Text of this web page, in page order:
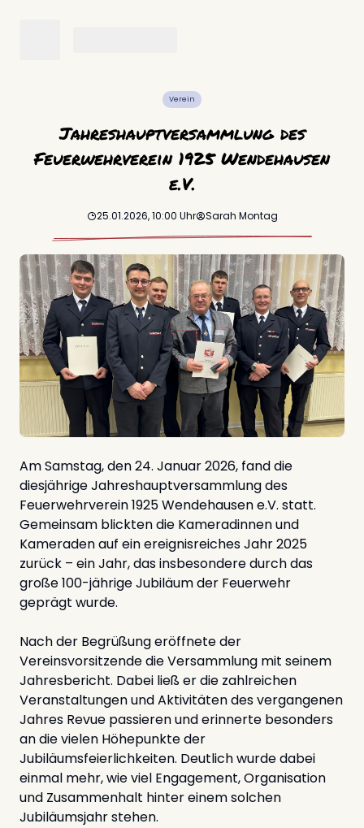
Verein
Jahreshauptversammlung des
Feuerwehrverein 1925 Wendehausen
e.V.
25.01.2026, 10:00 Uhr Sarah Montag
Am Samstag, den 24. Januar 2026, fand die
diesjährige Jahreshauptversammlung des
Feuerwehrverein 1925 Wendehausen e.V. statt.
Gemeinsam blickten die Kameradinnen und
Kameraden auf ein ereignisreiches Jahr 2025
zurück – ein Jahr, das insbesondere durch das
große 100-jährige Jubiläum der Feuerwehr
geprägt wurde.
Nach der Begrüßung eröffnete der
Vereinsvorsitzende die Versammlung mit seinem
Jahresbericht. Dabei ließ er die zahlreichen
Veranstaltungen und Aktivitäten des vergangenen
Jahres Revue passieren und erinnerte besonders
an die vielen Höhepunkte der
Jubiläumsfeierlichkeiten. Deutlich wurde dabei
einmal mehr, wie viel Engagement, Organisation
und Zusammenhalt hinter einem solchen
Jubiläumsjahr stehen.